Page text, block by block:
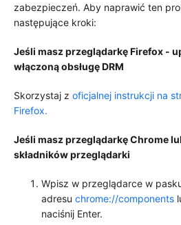
zabezpieczeń. Aby naprawić ten
następujące kroki:
Jeśli masz przeglądarkę Firefox -
włączoną obsługę DRM
Skorzystaj z oficjalnej instrukcji na
Firefox.
Jeśli masz przeglądarkę Chrome
składników przeglądarki
Wpisz w przeglądarce w
adresu chrome://components
naciśnij Enter.